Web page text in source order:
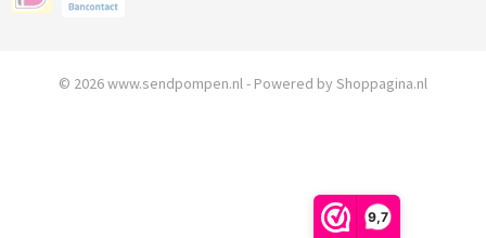
9,7
© 2026 www.sendpompen.nl - Powered by Shoppagina.nl